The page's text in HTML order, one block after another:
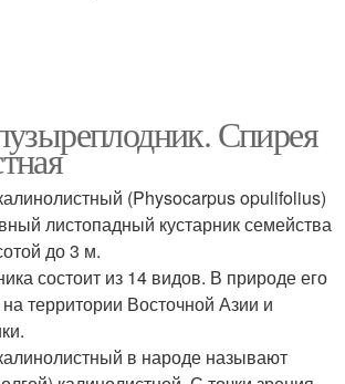
Спирея
(Physocarpus opulifolius)
листопадный кустарник семейства
до 3 м.
состоит из 14 видов. В природе его
территории Восточной Азии и
в народе называют